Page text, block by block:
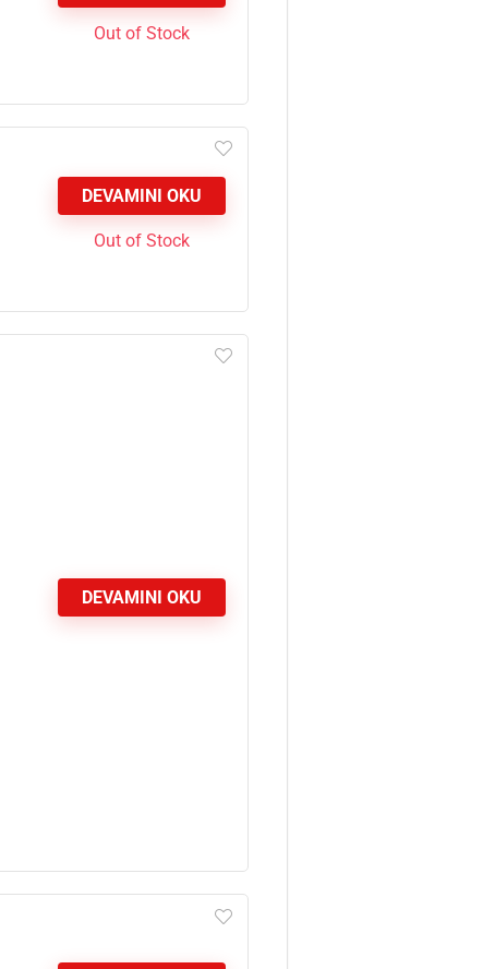
Out of Stock
DEVAMINI OKU
Out of Stock
DEVAMINI OKU